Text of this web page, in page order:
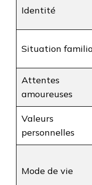
Identité
Situation
Attentes
amoureuses
Valeurs
personnelles
Mode de vie